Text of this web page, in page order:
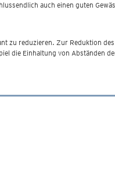
auch einen guten
zu reduzieren. Zur Reduktion
die Einhaltung von Abständen